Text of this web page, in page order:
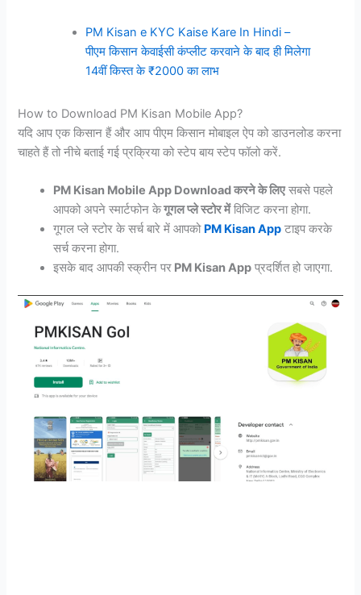
PM Kisan e KYC Kaise Kare In Hindi –
पीएम किसान केवाईसी कंप्लीट करवाने के बाद ही मिलेगा
14वीं किस्त के ₹2000 का लाभ
How to Download PM Kisan Mobile App?
यदि आप एक किसान हैं और आप पीएम किसान मोबाइल ऐप को डाउनलोड करना
चाहते हैं तो नीचे बताई गई प्रक्रिया को स्टेप बाय स्टेप फॉलो करें.
PM Kisan Mobile App Download करने के लिएसबसे पहले
आपको अपने स्मार्टफोन केगूगल प्ले स्टोर मेंविजिट करना होगा.
गूगल प्ले स्टोर के सर्च बारे में आपको PM Kisan App टाइप करके
सर्च करना होगा.
इसके बाद आपकी स्क्रीन पर PM Kisan App प्रदर्शित हो जाएगा.